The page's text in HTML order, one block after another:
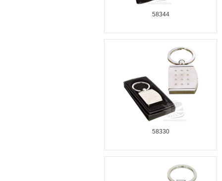
58344
58330